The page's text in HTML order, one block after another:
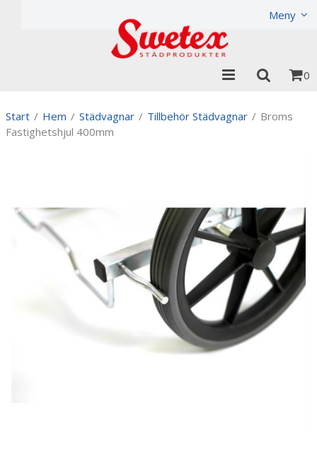
Meny
0
Start / Hem / Städvagnar / Tillbehör Städvagnar / Broms
Fastighetshjul 400mm